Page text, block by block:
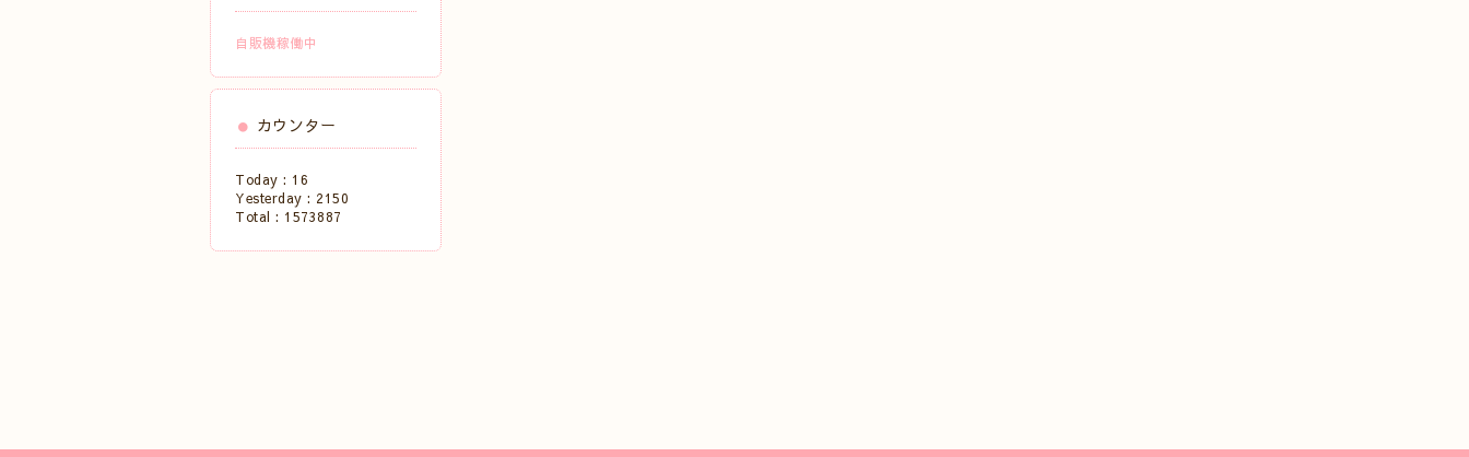
自販機稼働中
カウンター
Today : 16
Yesterday : 2150
Total : 1573887